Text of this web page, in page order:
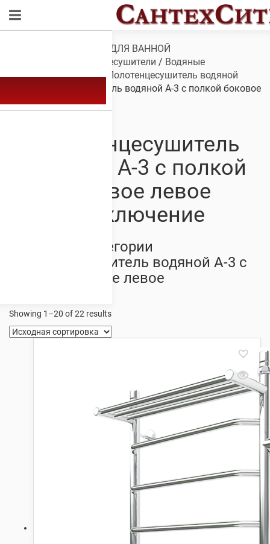
САНТЕХНИКА ДЛЯ ВАННОЙ
Полотенцесушители / Водяные
полотенцесушители/ Полотенцесушитель водяной
/ Полотенцесушитель водяной А-3 с полкой боковое
левое подключение
Полотенцесушитель
водяной А-3 с полкой
боковое левое
подключение
Товары из категории
Полотенцесушитель водяной А-3 с
полкой боковое левое
Showing 1–20 of 22 results